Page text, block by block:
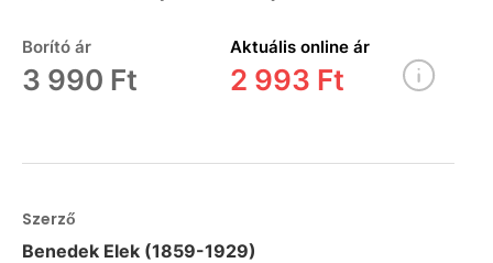
Borító ár
3 990 Ft
Aktuális online ár
2 993 Ft
Szerző
Benedek Elek (1859-1929)